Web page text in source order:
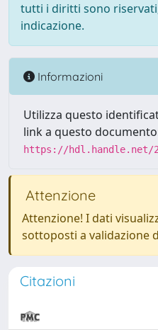
tutti i diritti sono
indicazione.
Informazioni
Utilizza questo
link a questo
https://hdl.handle.net/
Attenzione
Attenzione! I dati
sottoposti a validazione
Citazioni